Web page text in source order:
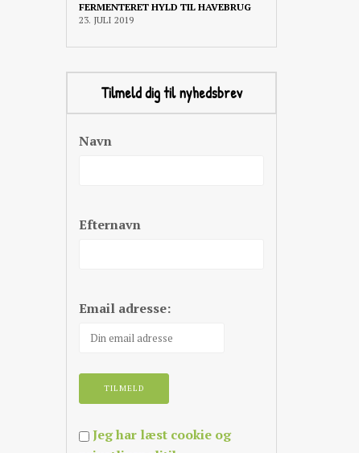
FERMENTERET HYLD TIL HAVEBRUG
23. JULI 2019
Tilmeld dig til nyhedsbrev
Navn
Efternavn
Email adresse:
Jeg har læst cookie og